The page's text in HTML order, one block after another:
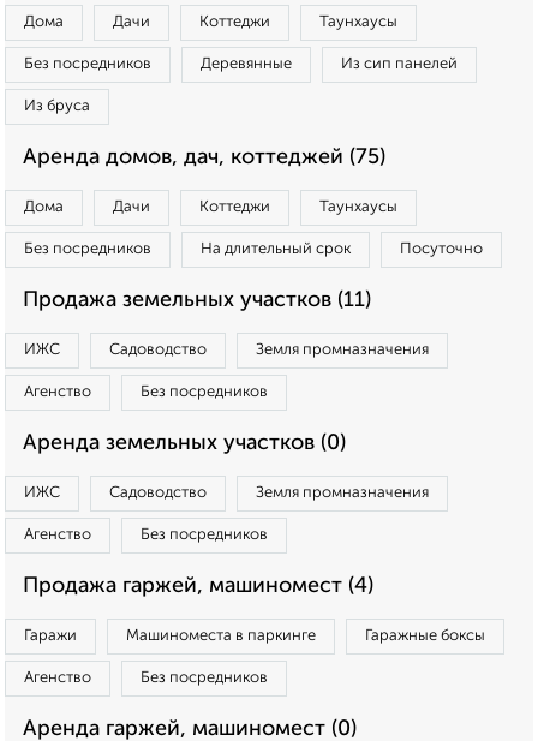
Дома Дачи Коттеджи Таунхаусы
Без посредников Деревянные Из сип панелей
Из бруса
Аренда домов, дач, коттеджей (75)
Дома Дачи Коттеджи Таунхаусы
Без посредников На длительный срок Посуточно
Продажа земельных участков (11)
ИЖС Садоводство Земля промназначения
Агенство Без посредников
Аренда земельных участков (0)
ИЖС Садоводство Земля промназначения
Агенство Без посредников
Продажа гаржей, машиномест (4)
Гаражи Машиноместа в паркинге Гаражные боксы
Агенство Без посредников
Аренда гаржей, машиномест (0)